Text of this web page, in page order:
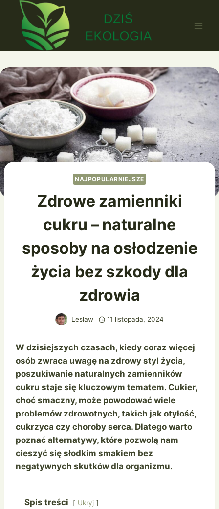
Przejdź
NAJPOPULARNIEJSZE
Zdrowe zamienniki
cukru – naturalne
sposoby na osłodzenie
życia bez szkody dla
zdrowia
Lesław 11 listopada, 2024
W dzisiejszych czasach, kiedy coraz więcej
osób zwraca uwagę na zdrowy styl życia,
poszukiwanie naturalnych zamienników
cukru staje się kluczowym tematem. Cukier,
choć smaczny, może powodować wiele
problemów zdrowotnych, takich jak otyłość,
cukrzyca czy choroby serca. Dlatego warto
poznać alternatywy, które pozwolą nam
cieszyć się słodkim smakiem bez
negatywnych skutków dla organizmu.
Spis treści Ukryj